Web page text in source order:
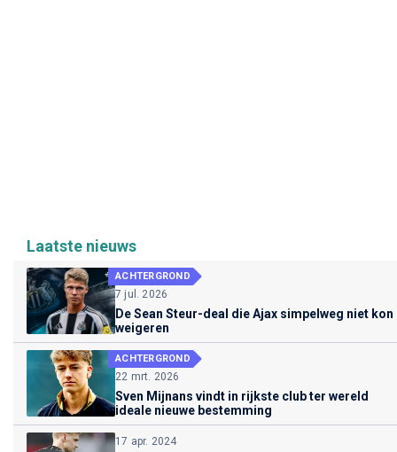
Laatste nieuws
ACHTERGROND
7 jul. 2026
De Sean Steur-deal die Ajax simpelweg niet kon
weigeren
ACHTERGROND
22 mrt. 2026
Sven Mijnans vindt in rijkste club ter wereld
ideale nieuwe bestemming
17 apr. 2024